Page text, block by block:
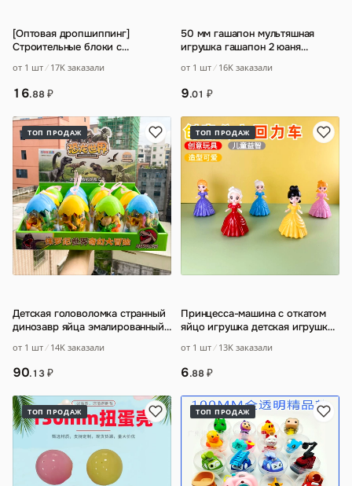
[Оптовая дропшиппинг]
Строительные блоки с
от 1 шт 17K заказали
16.88₽
50 мм гашапон мультяшная
игрушка гашапон 2 юаня
детская коробка яйц
от 1 шт 16K заказали
9.01 ₽
ТОП ПРОДАЖ
Детская головоломка странный
динозавр яйца эмалированный
репса …
от 1 шт 14K заказали
90.13₽
ТОП ПРОДАЖ
Принцесса-машина с откатом
яйцо игрушка детская игрушка
автомобиль п…
от 1 шт 13K заказали
6.88₽
ТОП ПРОДАЖ ТОП ПРОДАЖ